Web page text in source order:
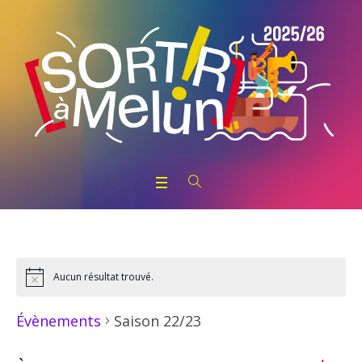
NoticeAucun résultat trouvé.
Évènements Saison 22/23